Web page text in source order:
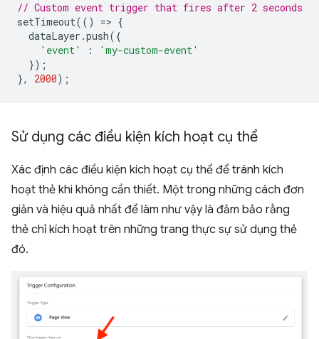
// Custom event trigger that fires after 2 seconds
setTimeout(() => {
dataLayer .push({
'event'
:
'my-custom-event'
});
},
2000);
Sử dụng các điều kiện kích hoạt cụ thể
Xác định các điều kiện kích hoạt cụ thể để tránh kích
hoạt thẻ khi không cần thiết. Một trong những cách đơn
giản và hiệu quả nhất để làm như vậy là đảm bảo rằng
thẻ chỉ kích hoạt trên những trang thực sự sử dụng thẻ
đó.